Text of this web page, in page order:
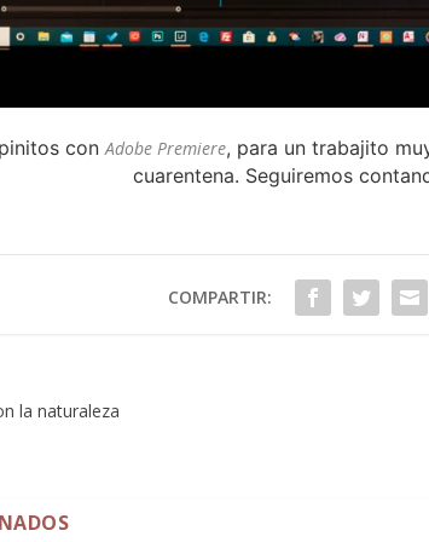
conAdobe Premiere, para un trabajito
cuarentena. Seguiremos
COMPARTIR:
la naturaleza